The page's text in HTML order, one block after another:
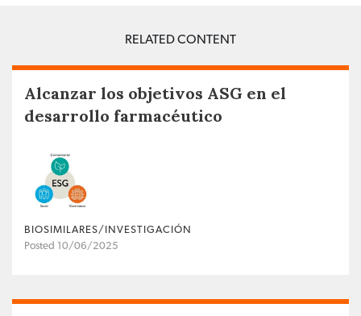
RELATED CONTENT
Alcanzar los objetivos ASG en el
desarrollo farmacéutico
BIOSIMILARES/INVESTIGACIÓN
Posted 10/06/2025